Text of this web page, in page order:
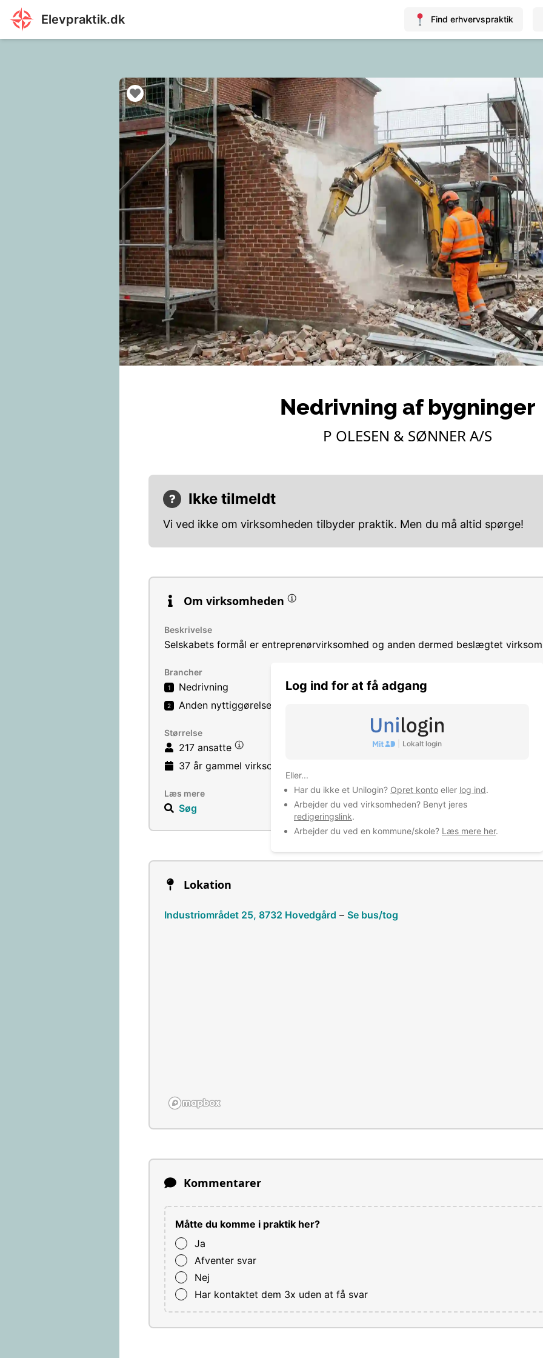
Elevpraktik.dk Find erhvervspraktik
Log ind for at få adgang
Lokalt login
Eller...
Har du ikke et Unilogin? Opret konto eller log ind.
Arbejder du ved virksomheden? Benyt jeres
redigeringslink.
Arbejder du ved en kommune/skole? Læs mere her.
Nedrivning af bygninger
P OLESEN & SØNNER A/S
Ikke tilmeldt
Vi ved ikke om virksomheden tilbyder praktik. Men du må altid spørge!
Om virksomheden
Beskrivelse
Selskabets formål er entreprenørvirksomhed og anden dermed beslægtet
Brancher
1 Nedrivning
2 Anden nyttiggørelse af affald
Størrelse
217 ansatte
37 år gammel virksomhed
Læs mere
Søg
Lokation
Industriområdet 25, 8732 Hovedgård – Se bus/tog
Kommentarer
Måtte du komme i praktik her?
Ja
Afventer svar
Nej
Har kontaktet dem 3x uden at få svar